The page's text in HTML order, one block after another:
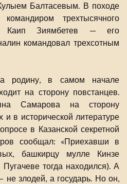
Балтасевым. В походе
трехтысячного
Каип Зиямбетев — его
командовал трехсотным
родину, в самом начале
на сторону повстанцев.
Самарова на сторону
и в исторической литературе
в Казанской секретной
сообщал: «Приехавши в
башкирцу мулле Кинзе
тогда находился). А
не злодей, а государь. Но он,